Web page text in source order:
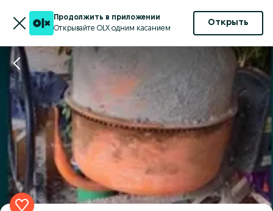
Продолжить в приложении
Открывайте OLX одним касанием
Открыть